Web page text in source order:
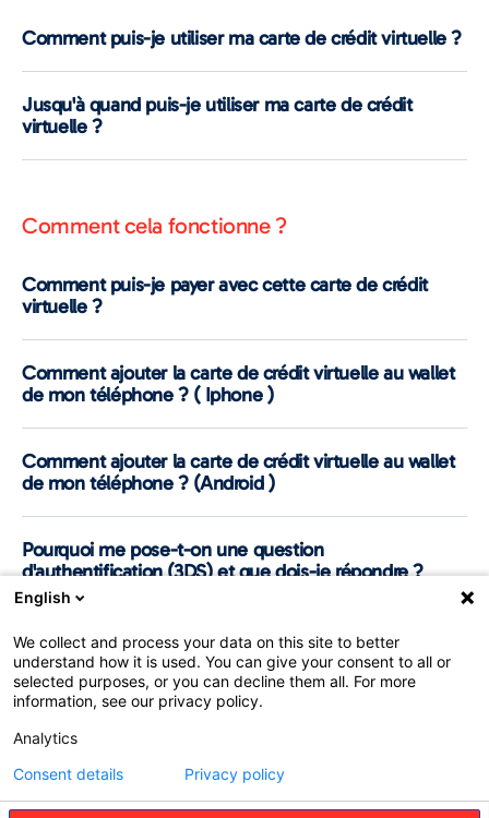
Comment puis-je utiliser ma carte de crédit virtuelle ?
Jusqu'à quand puis-je utiliser ma carte de crédit
virtuelle ?
Comment cela fonctionne ?
Comment puis-je payer avec cette carte de crédit
virtuelle ?
Comment ajouter la carte de crédit virtuelle au wallet
de mon téléphone ? ( Iphone )
Comment ajouter la carte de crédit virtuelle au wallet
de mon téléphone ? (Android )
Pourquoi me pose-t-on une question
d'authentification (3DS) et que dois-je répondre ?
Où puis-je trouver l'historique des transactions ?
Problème Technique
Vous avez des questions techniques concernant votre
English
We collect and process your data on this site to better
understand how it is used. You can give your consent to all or
selected purposes, or you can decline them all. For more
information, see our privacy policy.
Analytics
Consent details Privacy policy